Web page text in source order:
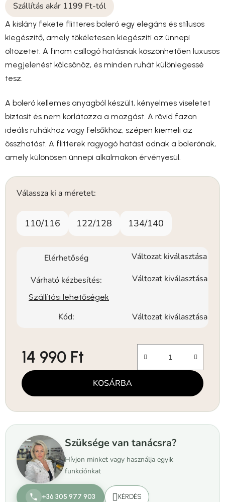
Szállítás akár 1199 Ft-tól
A kislány fekete flitteres boleró egy elegáns és stílusos
kiegészítő, amely tökéletesen kiegészíti az ünnepi
öltözetet. A finom csillogó hatásnak köszönhetően luxusos
megjelenést kölcsönöz, és minden ruhát különlegessé
tesz.
A boleró kellemes anyagból készült, kényelmes viseletet
biztosít és nem korlátozza a mozgást. A rövid fazon
ideális ruhákhoz vagy felsőkhöz, szépen kiemeli az
összhatást. A flitterek ragyogó hatást adnak a bolerónak,
amely különösen ünnepi alkalmakon érvényesül.
Válassza ki a méretet:
110/116 122/128 134/140
Elérhetőség Változat kiválasztása
Várható kézbesítés: Változat kiválasztása
Szállítási lehetőségek
Kód: Változat kiválasztása
14 990 Ft
Egységár:
KOSÁRBA
Szüksége van tanácsra?
Hívjon minket vagy használja egyik
funkciónkat
+36 305 977 903 KÉRDÉS